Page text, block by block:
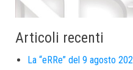
Articoli recenti
La “eRRe” del 9 agosto